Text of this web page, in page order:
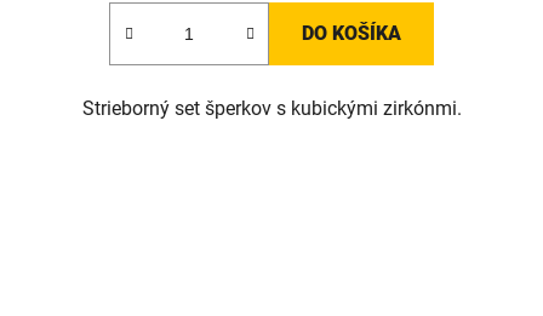
DO KOŠÍKA
Strieborný set šperkov s kubickými zirkónmi.